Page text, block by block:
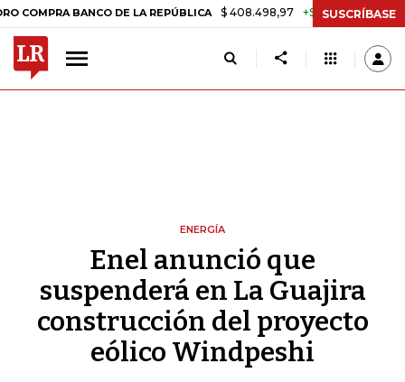
BANCO DE LA REPÚBLICA $ 408.498,97 +$ 8.753,81 +2,19%
SUSCRÍBASE
ENERGÍA
Enel anunció que
suspenderá en La Guajira
construcción del proyecto
eólico Windpeshi